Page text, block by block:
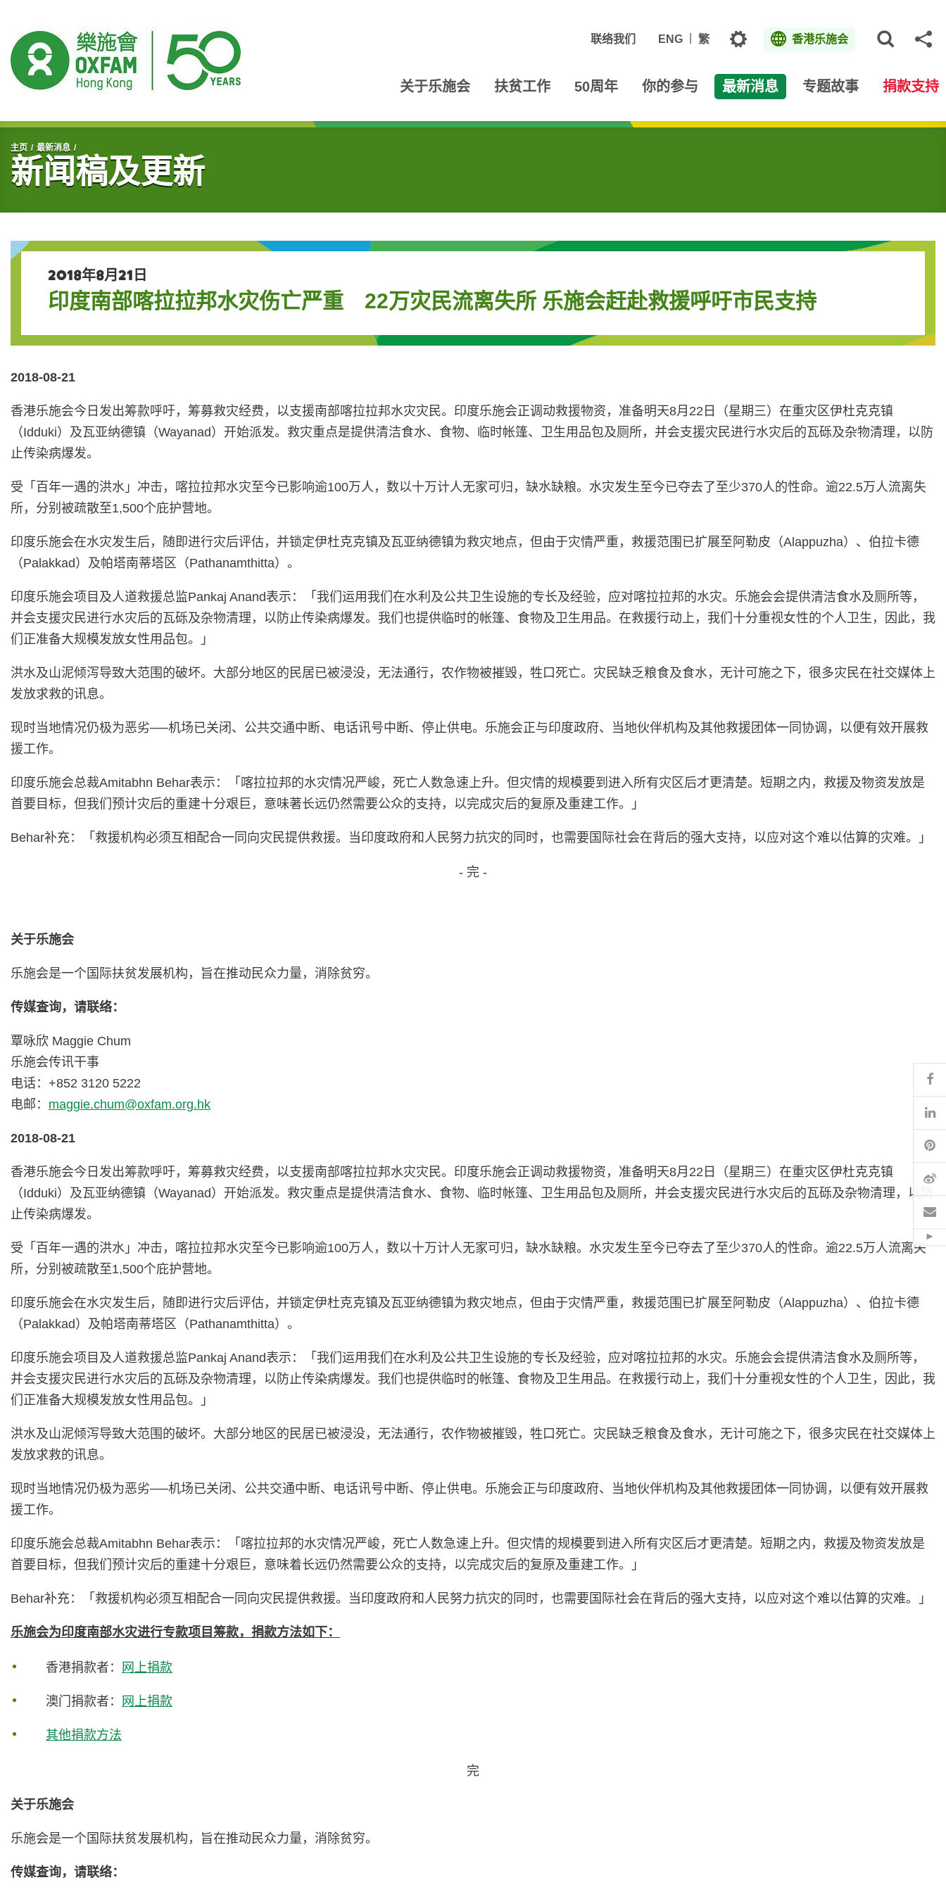
联络我们 ENG 繁 主题 香港乐施会
关于乐施会 扶贫工作 50周年 你的参与 最新消息 专题故事 捐款支持
开始主要内容
主页 最新消息
新闻稿及更新
2018年8月21日
印度南部喀拉拉邦水灾伤亡严重 22万灾民流离失所 乐施会赶赴救援呼吁市民支持
2018-08-21
香港乐施会今日发出筹款呼吁，筹募救灾经费，以支援南部喀拉拉邦水灾灾民。印度乐施会正调动救援物资，准备明天8月22日（星期三）在重灾区伊杜克克镇
（Idduki）及瓦亚纳德镇（Wayanad）开始派发。救灾重点是提供清洁食水、食物、临时帐篷、卫生用品包及厕所，并会支援灾民进行水灾后的瓦砾及杂物清理，以防
止传染病爆发。
受「百年一遇的洪水」冲击，喀拉拉邦水灾至今已影响逾100万人，数以十万计人无家可归，缺水缺粮。水灾发生至今已夺去了至少370人的性命。逾22.5万人流离失
所，分别被疏散至1,500个庇护营地。
印度乐施会在水灾发生后，随即进行灾后评估，并锁定伊杜克克镇及瓦亚纳德镇为救灾地点，但由于灾情严重，救援范围已扩展至阿勒皮（Alappuzha）、伯拉卡德
（Palakkad）及帕塔南蒂塔区（Pathanamthitta）。
印度乐施会项目及人道救援总监Pankaj Anand表示：「我们运用我们在水利及公共卫生设施的专长及经验，应对喀拉拉邦的水灾。乐施会会提供清洁食水及厕所等，
并会支援灾民进行水灾后的瓦砾及杂物清理，以防止传染病爆发。我们也提供临时的帐篷、食物及卫生用品。在救援行动上，我们十分重视女性的个人卫生，因此，我
们正准备大规模发放女性用品包。」
洪水及山泥倾泻导致大范围的破坏。大部分地区的民居已被浸没，无法通行，农作物被摧毁，牲口死亡。灾民缺乏粮食及食水，无计可施之下，很多灾民在社交媒体上
发放求救的讯息。
现时当地情况仍极为恶劣──机场已关闭、公共交通中断、电话讯号中断、停止供电。乐施会正与印度政府、当地伙伴机构及其他救援团体一同协调，以便有效开展救
援工作。
印度乐施会总裁Amitabhn Behar表示：「喀拉拉邦的水灾情况严峻，死亡人数急速上升。但灾情的规模要到进入所有灾区后才更清楚。短期之内，救援及物资发放是
首要目标，但我们预计灾后的重建十分艰巨，意味著长远仍然需要公众的支持，以完成灾后的复原及重建工作。」
Behar补充：「救援机构必须互相配合一同向灾民提供救援。当印度政府和人民努力抗灾的同时，也需要国际社会在背后的强大支持，以应对这个难以估算的灾难。」
- 完 -
关于乐施会
乐施会是一个国际扶贫发展机构，旨在推动民众力量，消除贫穷。
传媒查询，请联络：
覃咏欣 Maggie Chum
乐施会传讯干事
电话：+852 3120 5222
电邮： maggie.chum@oxfam.org.hk
2018-08-21
香港乐施会今日发出筹款呼吁，筹募救灾经费，以支援南部喀拉拉邦水灾灾民。印度乐施会正调动救援物资，准备明天8月22日（星期三）在重灾区伊杜克克镇
（Idduki）及瓦亚纳德镇（Wayanad）开始派发。救灾重点是提供清洁食水、食物、临时帐篷、卫生用品包及厕所，并会支援灾民进行水灾后的瓦砾及杂物清理，以防
止传染病爆发。
受「百年一遇的洪水」冲击，喀拉拉邦水灾至今已影响逾100万人，数以十万计人无家可归，缺水缺粮。水灾发生至今已夺去了至少370人的性命。逾22.5万人流离失
所，分别被疏散至1,500个庇护营地。
印度乐施会在水灾发生后，随即进行灾后评估，并锁定伊杜克克镇及瓦亚纳德镇为救灾地点，但由于灾情严重，救援范围已扩展至阿勒皮（Alappuzha）、伯拉卡德
（Palakkad）及帕塔南蒂塔区（Pathanamthitta）。
印度乐施会项目及人道救援总监Pankaj Anand表示：「我们运用我们在水利及公共卫生设施的专长及经验，应对喀拉拉邦的水灾。乐施会会提供清洁食水及厕所等，
并会支援灾民进行水灾后的瓦砾及杂物清理，以防止传染病爆发。我们也提供临时的帐篷、食物及卫生用品。在救援行动上，我们十分重视女性的个人卫生，因此，我
们正准备大规模发放女性用品包。」
洪水及山泥倾泻导致大范围的破坏。大部分地区的民居已被浸没，无法通行，农作物被摧毁，牲口死亡。灾民缺乏粮食及食水，无计可施之下，很多灾民在社交媒体上
发放求救的讯息。
现时当地情况仍极为恶劣──机场已关闭、公共交通中断、电话讯号中断、停止供电。乐施会正与印度政府、当地伙伴机构及其他救援团体一同协调，以便有效开展救
援工作。
印度乐施会总裁Amitabhn Behar表示：「喀拉拉邦的水灾情况严峻，死亡人数急速上升。但灾情的规模要到进入所有灾区后才更清楚。短期之内，救援及物资发放是
首要目标，但我们预计灾后的重建十分艰巨，意味着长远仍然需要公众的支持，以完成灾后的复原及重建工作。」
Behar补充：「救援机构必须互相配合一同向灾民提供救援。当印度政府和人民努力抗灾的同时，也需要国际社会在背后的强大支持，以应对这个难以估算的灾难。」
乐施会为印度南部水灾进行专款项目筹款，捐款方法如下：
香港捐款者： 网上捐款
澳门捐款者： 网上捐款
其他捐款方法
完
关于乐施会
乐施会是一个国际扶贫发展机构，旨在推动民众力量，消除贫穷。
传媒查询，请联络：